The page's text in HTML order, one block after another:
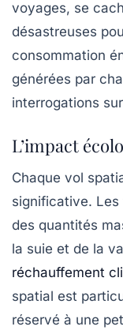
voyages, se
désastreuses
consommation
générées par
interrogations
L’impact
Chaque vol
significative. Les
des quantités
la suie et de la
réchauffement
spatial est
réservé à une